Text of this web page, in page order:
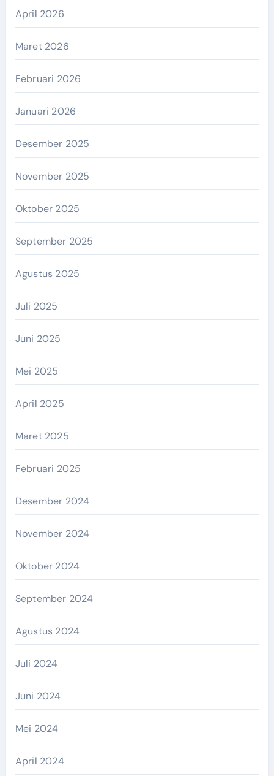
April 2026
Maret 2026
Februari 2026
Januari 2026
Desember 2025
November 2025
Oktober 2025
September 2025
Agustus 2025
Juli 2025
Juni 2025
Mei 2025
April 2025
Maret 2025
Februari 2025
Desember 2024
November 2024
Oktober 2024
September 2024
Agustus 2024
Juli 2024
Juni 2024
Mei 2024
April 2024